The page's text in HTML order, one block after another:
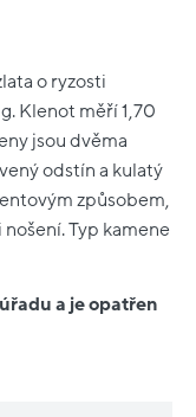
o ryzosti
Klenot měří 1,70
jsou dvěma
odstín a kulatý
způsobem,
Typ kamene
a je opatřen